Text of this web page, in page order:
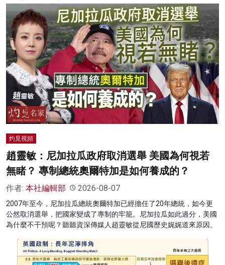
健康
商業
科技
影片
名家榜
灼見活動
灼見視頻
趙靈敏：尼加拉瓜政府取消選舉 美國為何視若
無睹？ 專制總統奧爾特加是如何養成的？
作者: 本社編輯部 2026-08-07
2007年至今，尼加拉瓜總統奧爾特加已經擔任了20年總統，如今更
公然取消選舉，把國家變成了專制的牢籠。尼加拉瓜如此過分，美國
為什麼不干預呢？聽聽資深傳媒人趙靈敏從尼國歷史娓娓道來原因。